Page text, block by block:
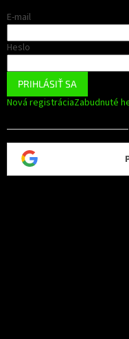
E-mail
Heslo
PRIHLÁSIŤ SA
Nová registráciaZabudnuté